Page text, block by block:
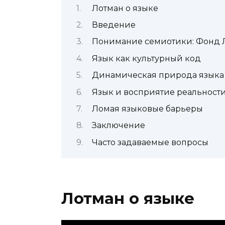
Лотман о языке
Введение
Понимание семиотики: Фонд
Язык как культурный код
Динамическая природа языка
Язык и восприятие реальности
Ломая языковые барьеры
Заключение
Часто задаваемые вопросы
Лотман о языке